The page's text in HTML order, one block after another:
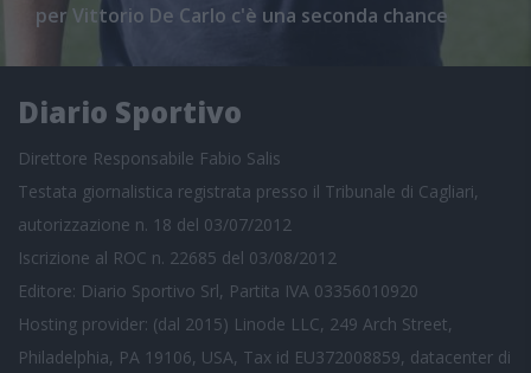
per Vittorio De Carlo c'è una seconda chance
Diario Sportivo
Direttore Responsabile Fabio Salis
Testata giornalistica registrata presso il Tribunale di Cagliari,
autorizzazione n. 18 del 03/07/2012
Iscrizione al ROC n. 22685 del 03/08/2012
Editore: Diario Sportivo Srl, Partita IVA 03356010920
Hosting provider: (dal 2015) Linode LLC, 249 Arch Street,
Philadelphia, PA 19106, USA, Tax id EU372008859, datacenter di